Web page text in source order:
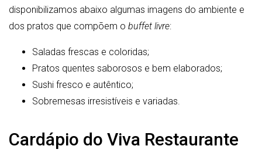
disponibilizamos abaixo algumas imagens do ambiente e
dos pratos que compõem o buffet livre:
Saladas frescas e coloridas;
Pratos quentes saborosos e bem elaborados;
Sushi fresco e autêntico;
Sobremesas irresistíveis e variadas.
Cardápio do Viva Restaurante